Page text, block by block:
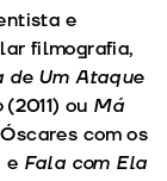
e
filmografia,
de Um Ataque
(2011) ou Má
com os
e Fala com Ela